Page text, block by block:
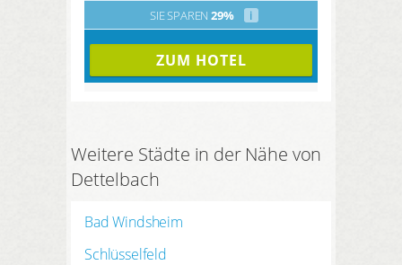
SIE SPAREN 29% i
ZUM HOTEL
Weitere Städte in der Nähe von
Dettelbach
Bad Windsheim
Schlüsselfeld